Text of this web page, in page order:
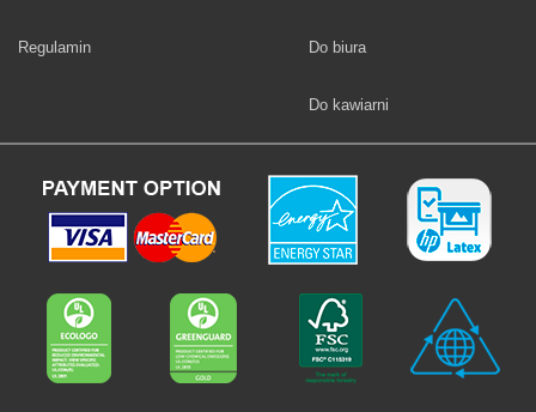
Regulamin Fototapety
Do biura
Fototapety
Do kawiarni